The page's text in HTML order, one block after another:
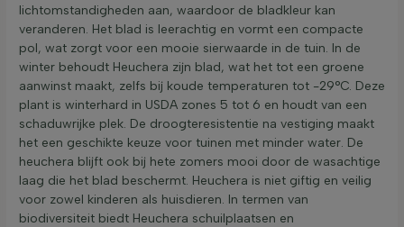
lichtomstandigheden aan, waardoor de bladkleur kan
veranderen. Het blad is leerachtig en vormt een compacte
pol, wat zorgt voor een mooie sierwaarde in de tuin. In de
winter behoudt Heuchera zijn blad, wat het tot een groene
aanwinst maakt, zelfs bij koude temperaturen tot -29°C. Deze
plant is winterhard in USDA zones 5 tot 6 en houdt van een
schaduwrijke plek. De droogteresistentie na vestiging maakt
het een geschikte keuze voor tuinen met minder water. De
heuchera blijft ook bij hete zomers mooi door de wasachtige
laag die het blad beschermt. Heuchera is niet giftig en veilig
voor zowel kinderen als huisdieren. In termen van
biodiversiteit biedt Heuchera schuilplaatsen en